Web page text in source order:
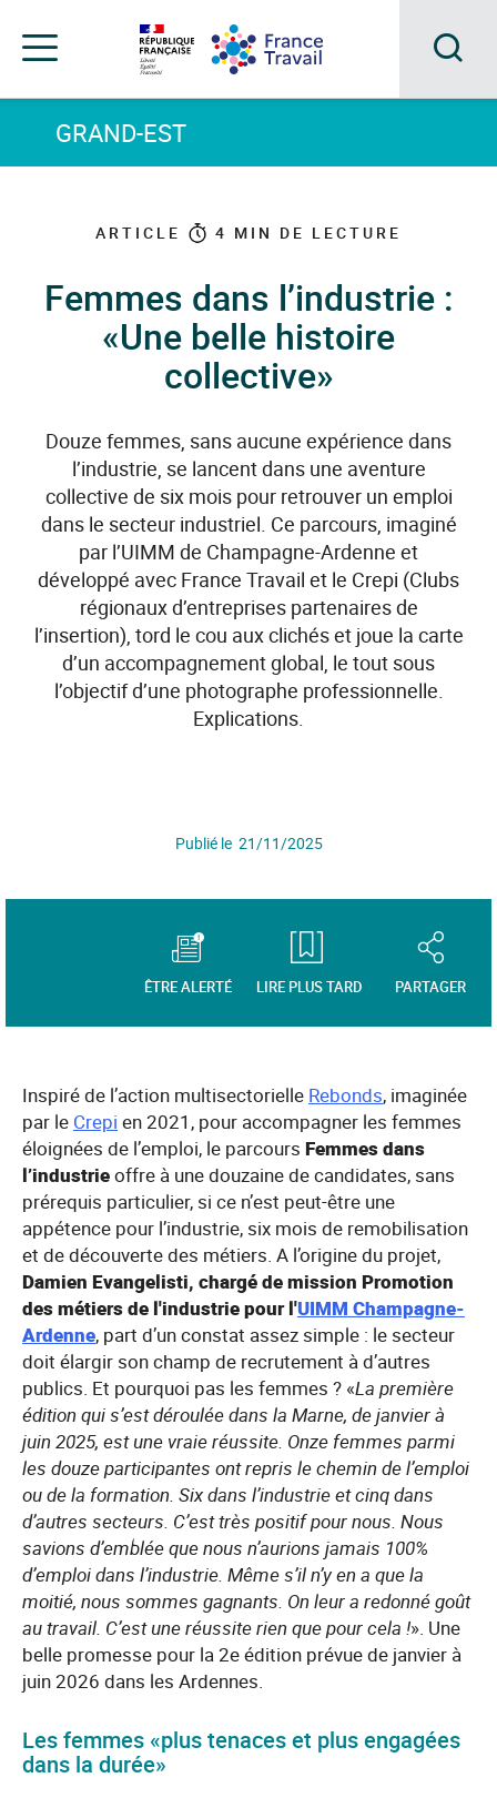
menu
contenu
pied
page
la
Menu
GRAND-EST
ARTICLE 4 MIN DE LECTURE
Femmes dans l’industrie :
«Une belle histoire
collective»
Douze femmes, sans aucune expérience dans
l’industrie, se lancent dans une aventure
collective de six mois pour retrouver un emploi
dans le secteur industriel. Ce parcours, imaginé
par l’UIMM de Champagne-Ardenne et
développé avec France Travail et le Crepi (Clubs
régionaux d’entreprises partenaires de
l’insertion), tord le cou aux clichés et joue la carte
d’un accompagnement global, le tout sous
l’objectif d’une photographe professionnelle.
Explications.
Publié le 21/11/2025
ÊTRE ALERTÉ LIRE PLUS TARD PARTAGER
Inspiré de l’action multisectorielle Rebonds, imaginée
par le Crepi en 2021, pour accompagner les femmes
éloignées de l’emploi, le parcours Femmes dans
l’industrieoffre à une douzaine de candidates, sans
prérequis particulier, si ce n’est peut-être une
appétence pour l’industrie, six mois de remobilisation
et de découverte des métiers. A l’origine du projet,
Damien Evangelisti, chargé de mission Promotion
des métiers de l'industrie pour l'UIMM Champagne-
Ardenne, part d’un constat assez simple : le secteur
doit élargir son champ de recrutement à d’autres
publics. Et pourquoi pas les femmes ? «La première
édition qui s’est déroulée dans la Marne, de janvier à
juin 2025, est une vraie réussite. Onze femmes parmi
les douze participantes ont repris le chemin de l’emploi
ou de la formation. Six dans l’industrie et cinq dans
d’autres secteurs. C’est très positif pour nous. Nous
savions d’emblée que nous n’aurions jamais 100%
d’emploi dans l’industrie. Même s’il n’y en a que la
moitié, nous sommes gagnants. On leur a redonné goût
au travail. C’est une réussite rien que pour cela !». Une
belle promesse pour la 2e édition prévue de janvier à
juin 2026 dans les Ardennes.
Les femmes «plus tenaces et plus engagées
dans la durée»